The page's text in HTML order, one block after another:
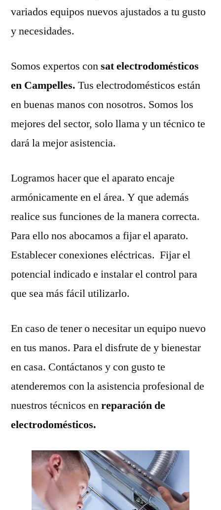
variados equipos nuevos ajustados a tu gusto
y necesidades.
Somos expertos consat electrodomésticos
en Campelles. Tus electrodomésticos están
en buenas manos con nosotros. Somos los
mejores del sector, solo llama y un técnico te
dará la mejor asistencia.
Logramos hacer que el aparato encaje
armónicamente en el área. Y que además
realice sus funciones de la manera correcta.
Para ello nos abocamos a fijar el aparato.
Establecer conexiones eléctricas. Fijar el
potencial indicado e instalar el control para
que sea más fácil utilizarlo.
En caso de tener o necesitar un equipo nuevo
en tus manos. Para el disfrute de y bienestar
en casa. Contáctanos y con gusto te
atenderemos con la asistencia profesional de
nuestros técnicos enreparación de
electrodomésticos.